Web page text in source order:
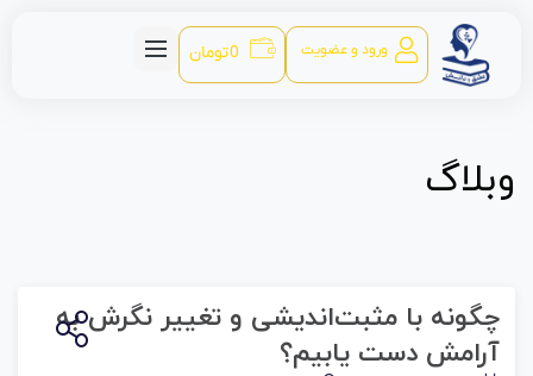
ورود و عضویت 0 تومان
وبلاگ
چگونه با مثبت‌اندیشی و تغییر نگرش به
آرامش دست یابیم؟